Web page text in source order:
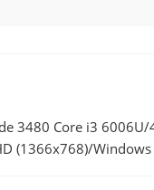
3480 Core i3
(1366x768)/